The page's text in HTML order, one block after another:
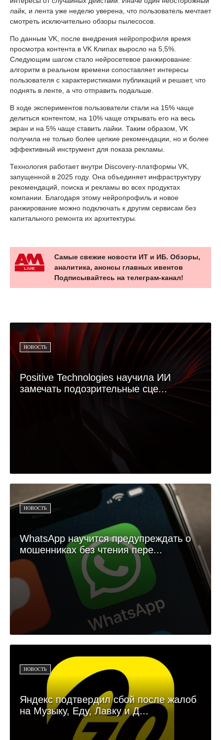
лайк, и лента уже неделю уверена, что пользователь мечтает
смотреть исключительно обзоры пылесосов.
По данным VK, после внедрения нейропрофиля время
просмотра контента в VK Клипах выросло на 5,5%.
Следующим шагом стало нейросетевое ранжирование:
алгоритм в реальном времени сопоставляет интересы
пользователя с характеристиками публикаций и решает, что
поднять в ленте, а что отправить подальше.
В ходе экспериментов пользователи стали на 15% чаще
делиться контентом, на 10% чаще открывать его на весь
экран и на 5% чаще ставить лайки. Таким образом, VK
получила не только более цепкие рекомендации, но и более
эффективный инструмент для показа рекламы.
Технология работает внутри Discovery-платформы VK,
запущенной в 2025 году. Она объединяет инфраструктуру
рекомендаций, поиска и рекламы во всех продуктах
компании. Благодаря этому нейропрофиль и новое
ранжирование можно подключать к другим сервисам без
капитального ремонта их архитектуры.
Самые свежие новости ИТ и ИБ. Обзоры,
аналитика, анонсы главных ивентов
Подписывайтесь на телеграм-канал!
НОВОСТЬ
Positive Technologies научила ИИ
замечать подозрительные сце...
НОВОСТЬ
WhatsApp научится предупреждать о
мошенниках без чтения пере...
НОВОСТЬ
Яндекс подтвердил сбой после жалоб
на Музыку, Еду, Лавку и Д...